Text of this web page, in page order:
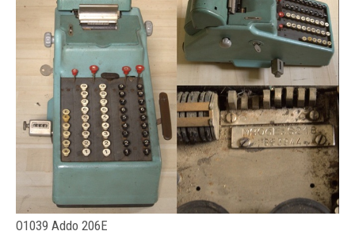
O1039 Addo 206E